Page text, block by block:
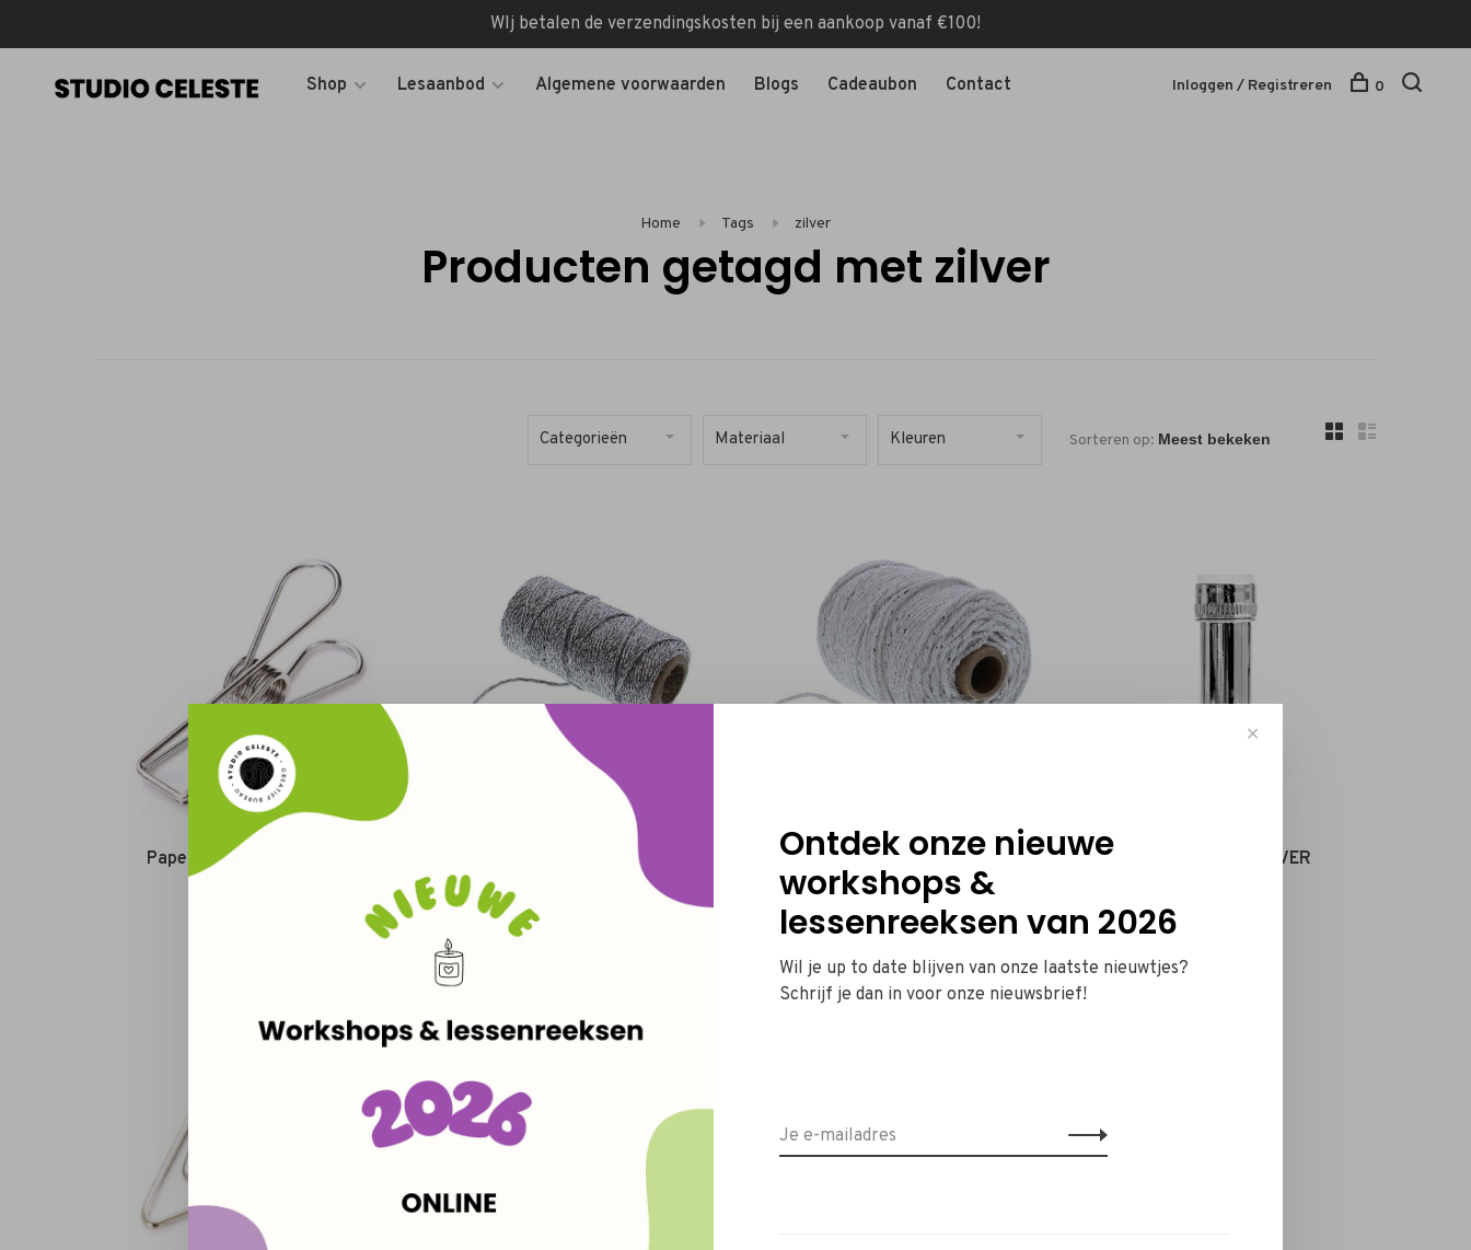
WIj betalen de verzendingskosten bij een aankoop vanaf €100!
Shop Lesaanbod Algemene voorwaarden Blogs Cadeaubon Contact Inloggen / Registreren 0
Home Tags zilver
Producten getagd met zilver
Categorieën Materiaal Kleuren Sorteren op:
Paperclip - fish - ZILVER Katoenkoord - WIT/ZILVER
€5,00
Bellenblaas - ZILVER
✕
Ontdek onze nieuwe
workshops &
lessenreeksen van 2026
Wil je up to date blijven van onze laatste nieuwtjes?
Schrijf je dan in voor onze nieuwsbrief!